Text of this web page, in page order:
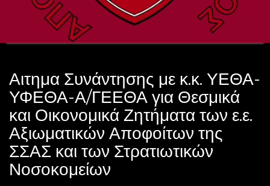
Αιτημα Συνάντησης με κ.κ. ΥΕΘΑ-
ΥΦΕΘΑ-Α/ΓΕΕΘΑ για Θεσμικά
και Οικονομικά Ζητήματα των ε.ε.
Αξιωματικών Αποφοίτων της
ΣΣΑΣ και των Στρατιωτικών
Νοσοκομείων